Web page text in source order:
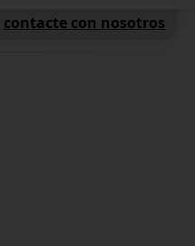
contacte con nosotros